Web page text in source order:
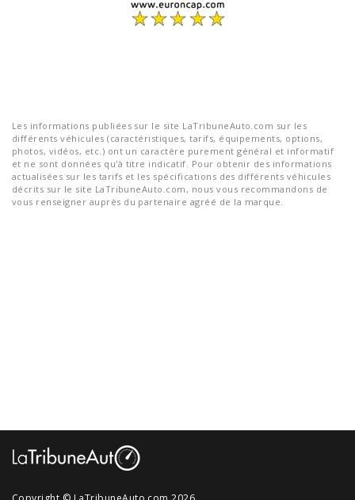
Les informations publiées sur le site LaTribuneAuto.com sur les
différents véhicules (caractéristiques, tarifs, équipements, options,
photos, vidéos, etc.) ont un caractère purement général et informatif
et ne sont données qu'à titre indicatif. Pour obtenir des informations
actualisées sur les tarifs et les spécifications des différents véhicules
décrits sur le site LaTribuneAuto.com, nous vous recommandons de
vous renseigner auprès du partenaire agréé de la marque.